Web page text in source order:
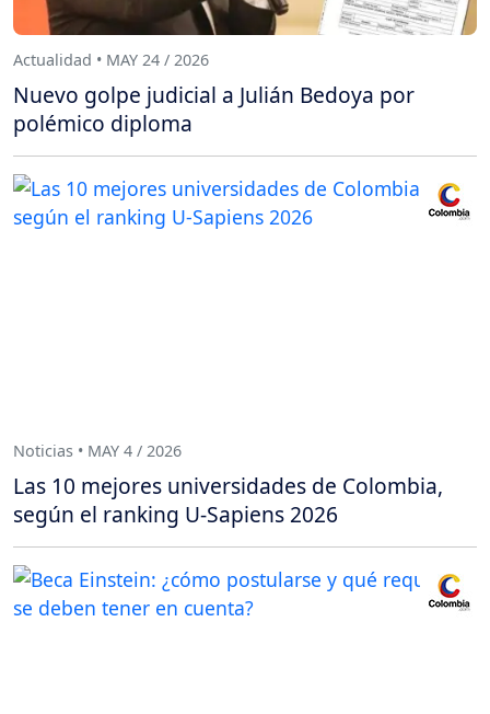
Actualidad • MAY 24 / 2026
Nuevo golpe judicial a Julián Bedoya por
polémico diploma
Noticias • MAY 4 / 2026
Las 10 mejores universidades de Colombia,
según el ranking U-Sapiens 2026